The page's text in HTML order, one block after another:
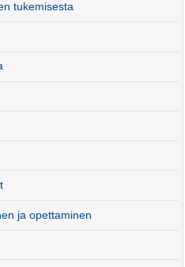
tukemisesta
ja opettaminen